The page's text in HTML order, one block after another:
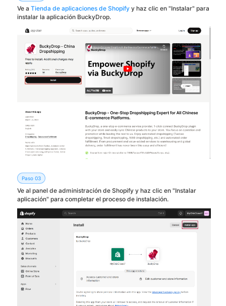
Ve a Tienda de aplicaciones de Shopify y haz clic en "Instalar" para
instalar la aplicación BuckyDrop.
Paso 03
Ve al panel de administración de Shopify y haz clic en "Instalar
aplicación" para completar el proceso de instalación.